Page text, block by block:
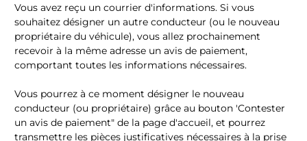
Vous avez reçu un courrier d'informations. Si vous
souhaitez désigner un autre conducteur (ou le nouveau
propriétaire du véhicule), vous allez prochainement
recevoir à la même adresse un avis de paiement,
comportant toutes les informations nécessaires.
Vous pourrez à ce moment désigner le nouveau
conducteur (ou propriétaire) grâce au bouton 'Contester
un avis de paiement" de la page d'accueil, et pourrez
transmettre les pièces justificatives nécessaires à la prise